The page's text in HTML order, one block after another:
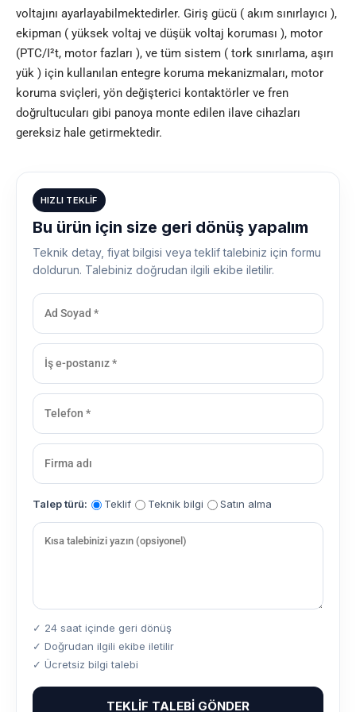
voltajını ayarlayabilmektedirler. Giriş gücü ( akım sınırlayıcı ),
ekipman ( yüksek voltaj ve düşük voltaj koruması ), motor
(PTC/I²t, motor fazları ), ve tüm sistem ( tork sınırlama, aşırı
yük ) için kullanılan entegre koruma mekanizmaları, motor
koruma sviçleri, yön değişterici kontaktörler ve fren
doğrultucuları gibi panoya monte edilen ilave cihazları
gereksiz hale getirmektedir.
HIZLI TEKLIF
Bu ürün için size geri dönüş yapalım
Teknik detay, fiyat bilgisi veya teklif talebiniz için formu
doldurun. Talebiniz doğrudan ilgili ekibe iletilir.
Talep türü: Teklif Teknik bilgi Satın alma
✓ 24 saat içinde geri dönüş
✓ Doğrudan ilgili ekibe iletilir
✓ Ücretsiz bilgi talebi
TEKLIF TALEBI GÖNDER